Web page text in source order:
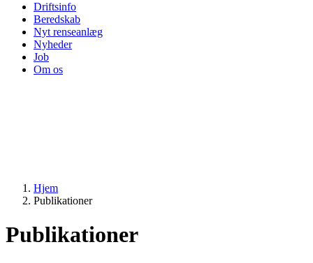
Driftsinfo
Beredskab
Nyt renseanlæg
Nyheder
Job
Om os
Hjem
Publikationer
Publikationer